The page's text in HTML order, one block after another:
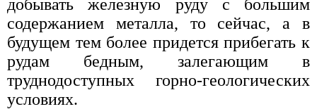
добывать железную руду с большим
содержанием металла, то сейчас, а в
будущем тем более придется прибегать к
рудам бедным, залегающим в
труднодоступных горно-геологических
условиях.